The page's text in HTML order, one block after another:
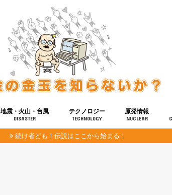
地震・火山・台風
DISASTER
テクノロジー
TECHNOLOGY
健康
宇宙
原発情報
NUCLEAR
続け者ども！伝説はここから始まる！